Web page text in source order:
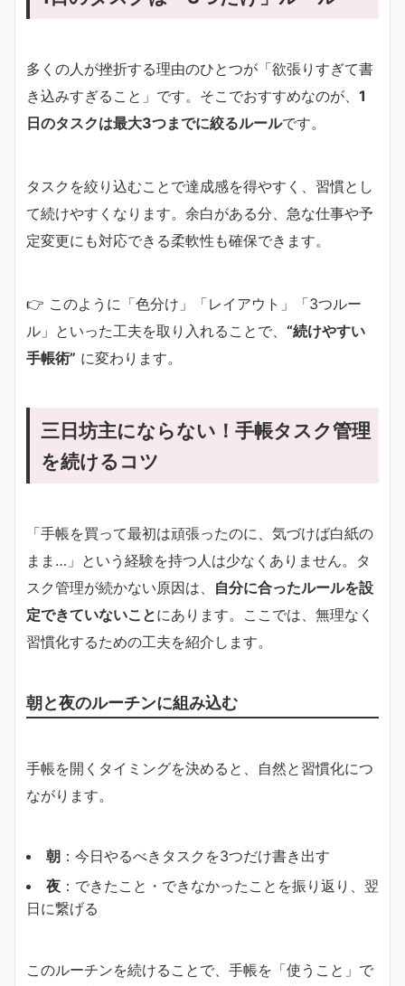
多くの人が挫折する理由のひとつが「欲張りすぎて書
き込みすぎること」です。そこでおすすめなのが、 1
日のタスクは最大3つまでに絞るルールです。
タスクを絞り込むことで達成感を得やすく、習慣とし
て続けやすくなります。余白がある分、急な仕事や予
定変更にも対応できる柔軟性も確保できます。
👉 このように「色分け」「レイアウト」「3つルー
ル」といった工夫を取り入れることで、 “続けやすい
手帳術” に変わります。
三日坊主にならない！手帳タスク管理
を続けるコツ
「手帳を買って最初は頑張ったのに、気づけば白紙の
まま…」という経験を持つ人は少なくありません。タ
スク管理が続かない原因は、 自分に合ったルールを設
定できていないことにあります。ここでは、無理なく
習慣化するための工夫を紹介します。
朝と夜のルーチンに組み込む
手帳を開くタイミングを決めると、自然と習慣化につ
ながります。
朝 ：今日やるべきタスクを3つだけ書き出す
夜 ：できたこと・できなかったことを振り返り、翌
日に繋げる
このルーチンを続けることで、手帳を「使うこと」で